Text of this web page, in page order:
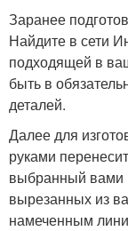
Заранее
Найдите в сети
подходящей в
быть в
деталей.
Далее для
руками
выбранный вами
вырезанных из
намеченным